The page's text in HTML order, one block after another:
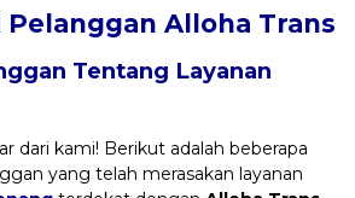
Pelanggan Alloha Trans
Tentang Layanan
dari kami! Berikut adalah beberapa
yang telah merasakan layanan